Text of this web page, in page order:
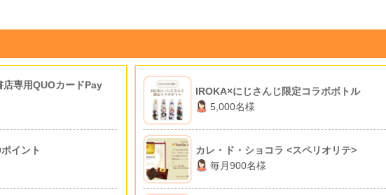
店専用QUOカードPay
イント
IROKA×にじさんじ限定コラボボトル
5,000名様
カレ・ド・ショコラ <スペリオリテ>
毎月900名様